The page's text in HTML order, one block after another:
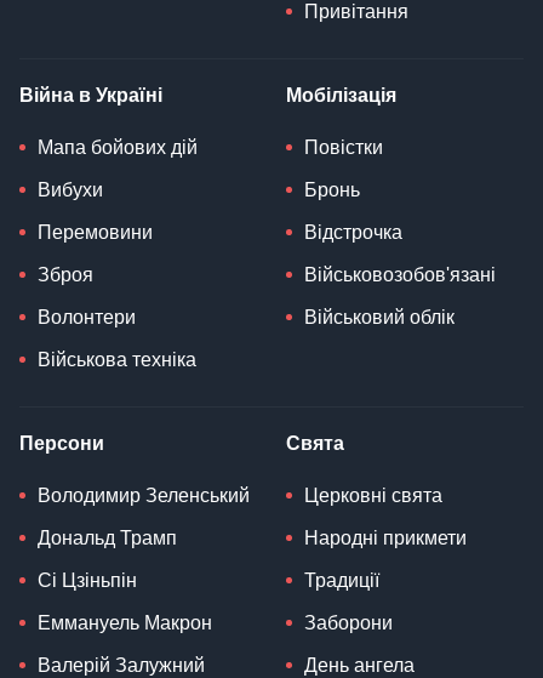
Привітання
Війна в Україні
Мапа бойових дій
Вибухи
Перемовини
Зброя
Волонтери
Військова техніка
Мобілізація
Повістки
Бронь
Відстрочка
Військовозобов'язані
Військовий облік
Персони
Володимир Зеленський
Дональд Трамп
Сі Цзіньпін
Еммануель Макрон
Валерій Залужний
Свята
Церковні свята
Народні прикмети
Традиції
Заборони
День ангела